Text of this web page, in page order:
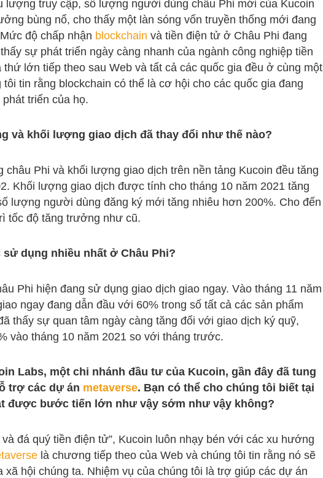
lượng truy cập, số lượng người dùng châu Phi mới của Kucoin
bùng nổ, cho thấy một làn sóng vốn truyền thống mới đang
độ chấp nhận blockchain và tiền điện tử ở Châu Phi đang
sự phát triển ngày càng nhanh của ngành công nghiệp tiền
lớn tiếp theo sau Web và tất cả các quốc gia đều ở cùng một
tin rằng blockchain có thể là cơ hội cho các quốc gia đang
triển của họ.
và khối lượng giao dịch đã thay đổi như thế nào?
Phi và khối lượng giao dịch trên nền tảng Kucoin đều tăng
Khối lượng giao dịch được tính cho tháng 10 năm 2021 tăng
lượng người dùng đăng ký mới tăng nhiêu hơn 200%. Cho đến
tốc độ tăng trưởng như cũ.
dụng nhiều nhất ở Châu Phi?
Phi hiện đang sử dụng giao dịch giao ngay. Vào tháng 11 năm
ngay đang dẫn đầu với 60% trong số tất cả các sản phẩm
thấy sự quan tâm ngày càng tăng đối với giao dịch ký quỹ,
vào tháng 10 năm 2021 so với tháng trước.
Labs, một chi nhánh đầu tư của Kucoin, gần đây đã tung
trợ các dự án metaverse. Bạn có thể cho chúng tôi biết tại
được bước tiến lớn như vậy sớm như vậy không?
và đá quý tiền điện tử”, Kucoin luôn nhạy bén với các xu hướng
là chương tiếp theo của Web và chúng tôi tin rằng nó sẽ
xã hội chúng ta. Nhiệm vụ của chúng tôi là trợ giúp các dự án